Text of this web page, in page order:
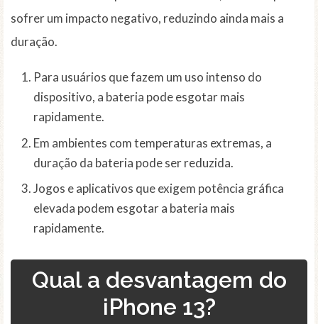
sofrer um impacto negativo, reduzindo ainda mais a
duração.
Para usuários que fazem um uso intenso do
dispositivo, a bateria pode esgotar mais
rapidamente.
Em ambientes com temperaturas extremas, a
duração da bateria pode ser reduzida.
Jogos e aplicativos que exigem potência gráfica
elevada podem esgotar a bateria mais
rapidamente.
Qual a desvantagem do
iPhone 13?